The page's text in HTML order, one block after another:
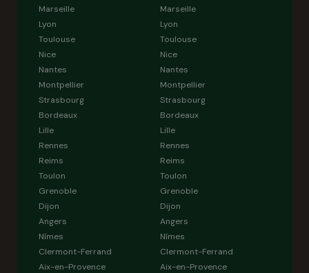
Marseille
Lyon
Toulouse
Nice
Nantes
Montpellier
Strasbourg
Bordeaux
Lille
Rennes
Reims
Toulon
Grenoble
Dijon
Angers
Nîmes
Clermont-Ferrand
Aix-en-Provence
Marseille
Lyon
Toulouse
Nice
Nantes
Montpellier
Strasbourg
Bordeaux
Lille
Rennes
Reims
Toulon
Grenoble
Dijon
Angers
Nîmes
Clermont-Ferrand
Aix-en-Provence